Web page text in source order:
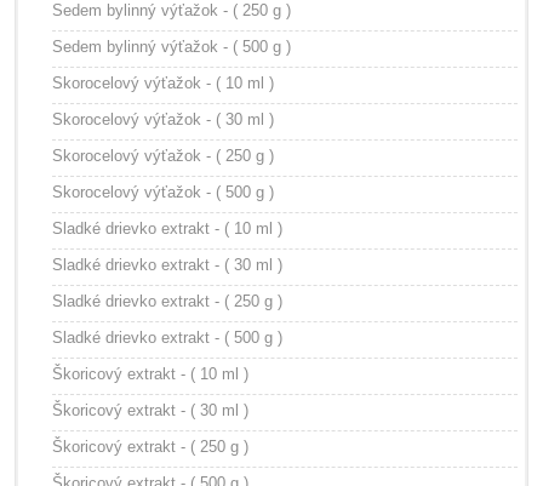
Sedem bylinný výťažok - ( 250 g )
Sedem bylinný výťažok - ( 500 g )
Skorocelový výťažok - ( 10 ml )
Skorocelový výťažok - ( 30 ml )
Skorocelový výťažok - ( 250 g )
Skorocelový výťažok - ( 500 g )
Sladké drievko extrakt - ( 10 ml )
Sladké drievko extrakt - ( 30 ml )
Sladké drievko extrakt - ( 250 g )
Sladké drievko extrakt - ( 500 g )
Škoricový extrakt - ( 10 ml )
Škoricový extrakt - ( 30 ml )
Škoricový extrakt - ( 250 g )